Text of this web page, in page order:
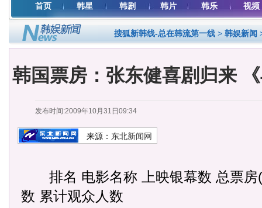
首页 韩星 韩剧 韩片 韩乐 视频
搜狐新韩线-总在韩流第一线 > 韩娱新闻
韩国票房：张东健喜剧归来
发布时间:2009年10月31日09:34
来源： 东北新闻网
排名 电影名称 上映银幕数 总票房(
数 累计观众人数